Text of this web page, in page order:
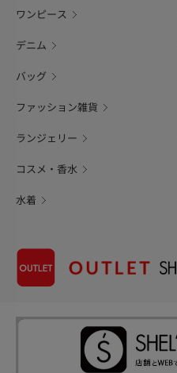
ワンピース
デニム
バッグ
ファッション雑貨
ランジェリー
コスメ・香水
水着